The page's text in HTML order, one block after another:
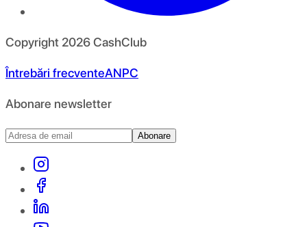
Copyright 2026CashClub
Întrebări frecventeANPC
Abonare newsletter
Abonare